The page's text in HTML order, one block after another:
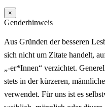
×
Genderhinweis
Aus Gründen der besseren
sich nicht um Zitate handelt,
„-er*Innen“ verzichtet.
stets in der kürzeren,
verwendet. Für uns ist es